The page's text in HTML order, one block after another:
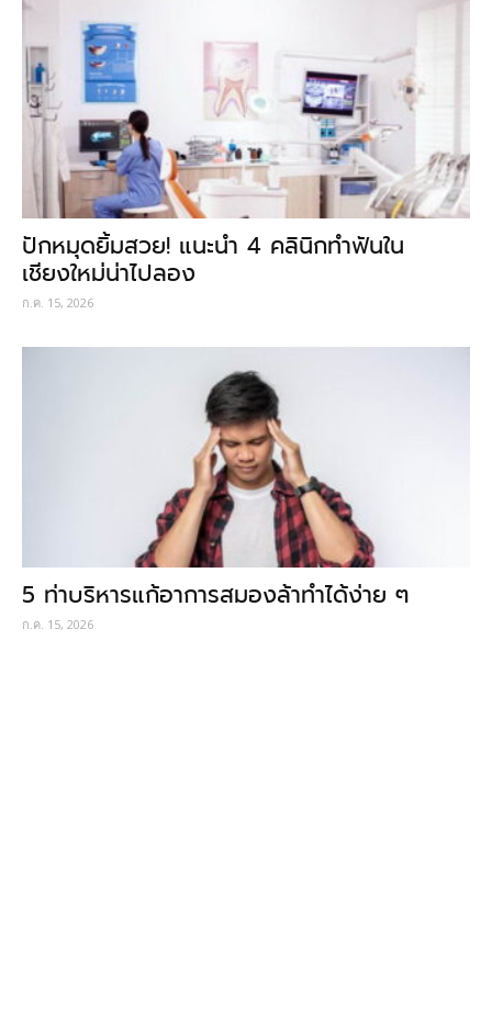
ปักหมุดยิ้มสวย! แนะนำ 4 คลินิกทำฟันใน
เชียงใหม่น่าไปลอง
ก.ค. 15, 2026
5 ท่าบริหารแก้อาการสมองล้าทำได้ง่าย ๆ
ก.ค. 15, 2026